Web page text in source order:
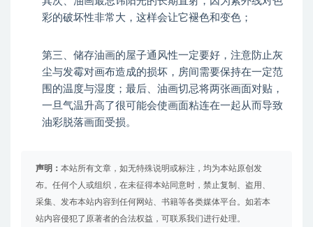
彩的破坏性非常大，这样会让它褪色和变色；
第三、储存油画的屋子通风性一定要好，注意防止灰
尘与发霉对画布造成的损坏，房间需要保持在一定范
围的温度与湿度；最后、油画切忌将两张画面对贴，
一旦气温升高了很可能会使画面粘连在一起从而导致
油彩脱落画面受损。
声明： 本站所有文章，如无特殊说明或标注，均为本站原创发
布。任何个人或组织，在未征得本站同意时，禁止复制、盗用、
采集、发布本站内容到任何网站、书籍等各类媒体平台。如若本
站内容侵犯了原著者的合法权益，可联系我们进行处理。